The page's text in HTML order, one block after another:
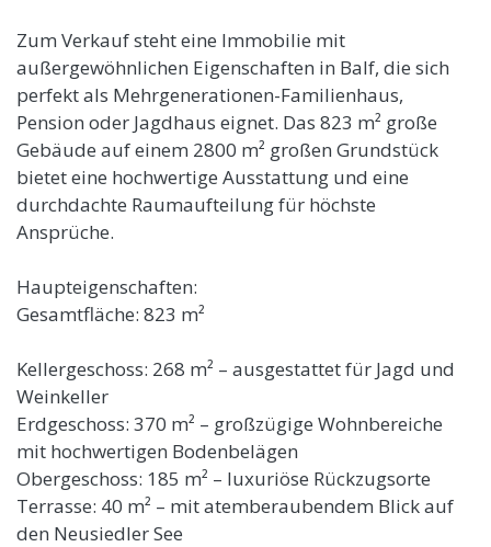
Zum Verkauf steht eine Immobilie mit
außergewöhnlichen Eigenschaften in Balf, die sich
perfekt als Mehrgenerationen-Familienhaus,
Pension oder Jagdhaus eignet. Das 823 m² große
Gebäude auf einem 2800 m² großen Grundstück
bietet eine hochwertige Ausstattung und eine
durchdachte Raumaufteilung für höchste
Ansprüche.
Haupteigenschaften:
Gesamtfläche: 823 m²
Kellergeschoss: 268 m² – ausgestattet für Jagd und
Weinkeller
Erdgeschoss: 370 m² – großzügige Wohnbereiche
mit hochwertigen Bodenbelägen
Obergeschoss: 185 m² – luxuriöse Rückzugsorte
Terrasse: 40 m² – mit atemberaubendem Blick auf
den Neusiedler See